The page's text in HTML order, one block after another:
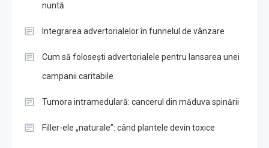
nuntă
Integrarea advertorialelor în funnelul de vânzare
Cum să folosești advertorialele pentru lansarea unei
campanii caritabile
Tumora intramedulară: cancerul din măduva spinării
Filler-ele „naturale”: când plantele devin toxice